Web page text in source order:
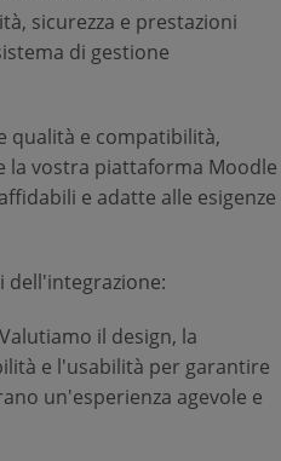
sicurezza e prestazioni
di gestione
qualità e compatibilità,
la vostra piattaforma Moodle
e adatte alle esigenze
dell'integrazione:
il design, la
e l'usabilità per garantire
un'esperienza agevole e